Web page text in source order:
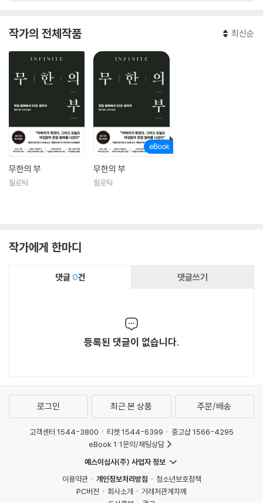
작가의 전체작품 최신순
무한의 부
필로틱
무한의 부
필로틱
작가에게 한마디
댓글 0건 댓글쓰기
등록된 댓글이 없습니다.
로그인 최근 본 상품 주문/배송
고객센터 1544-3800 티켓 1544-6399
중고샵 1566-4295
eBook 1:1문의/채팅상담
예스이십사(주) 사업자 정보
이용약관
개인정보처리방침
청소년보호정책
PC버전
회사소개
거래처관계자께